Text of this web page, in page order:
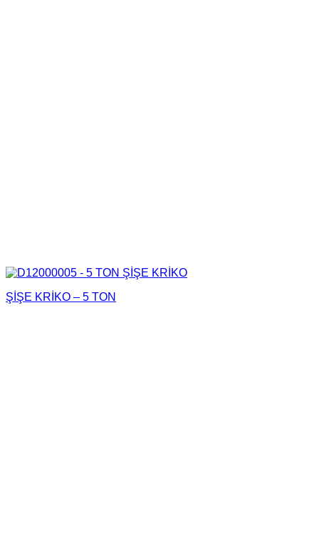
ŞİŞE KRİKO – 5 TON